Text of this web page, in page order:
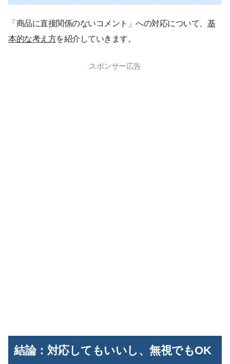
「商品に直接関係のないコメント」への対応について、 基
本的な考え方を紹介していきます。
スポンサー広告
結論：対応してもいいし、無視でもOK